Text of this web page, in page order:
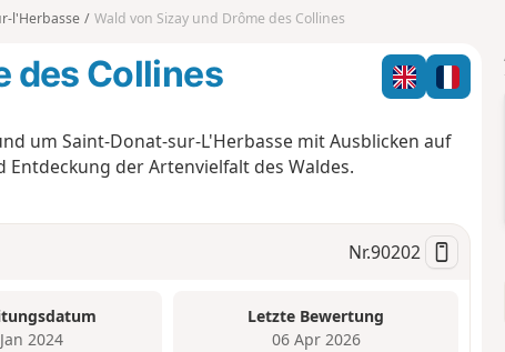
l'Herbasse Wald von Sizay und Drôme des Collines
des Collines
um Saint-Donat-sur-L'Herbasse mit Ausblicken auf
der Artenvielfalt des Waldes.
Nr.90202
2024
Letzte Bewertung
06 Apr 2026